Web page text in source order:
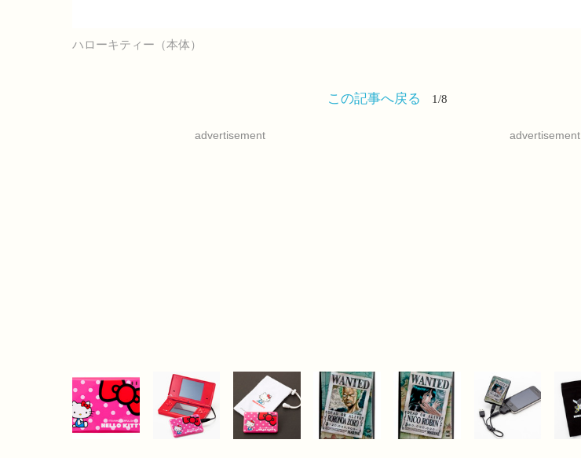
ハローキティー（本体）
この記事へ戻る 1/8
advertisement advertisement